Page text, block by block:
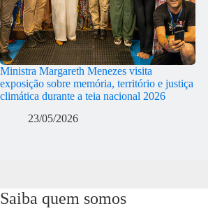
Ministra Margareth Menezes visita
exposição sobre memória, território e justiça
climática durante a teia nacional 2026
23/05/2026
Saiba quem somos